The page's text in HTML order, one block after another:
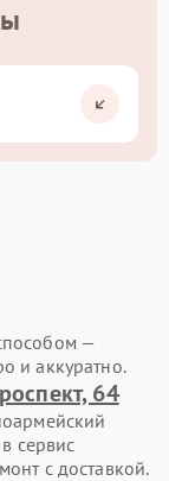
—
и аккуратно.
64
сервис
с доставкой.